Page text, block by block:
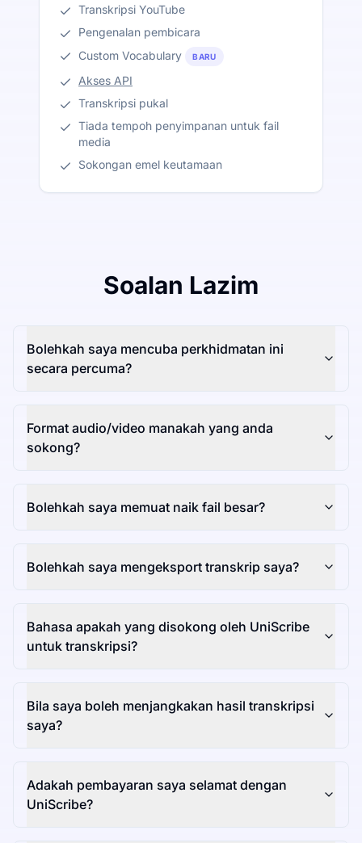
Transkripsi YouTube
Pengenalan pembicara
Custom Vocabulary
BARU
Akses API
Transkripsi pukal
Tiada tempoh penyimpanan untuk fail
media
Sokongan emel keutamaan
Soalan Lazim
Bolehkah saya mencuba perkhidmatan ini
secara percuma?
Format audio/video manakah yang anda
sokong?
Bolehkah saya memuat naik fail besar?
Bolehkah saya mengeksport transkrip saya?
Bahasa apakah yang disokong oleh UniScribe
untuk transkripsi?
Bila saya boleh menjangkakan hasil transkripsi
saya?
Adakah pembayaran saya selamat dengan
UniScribe?